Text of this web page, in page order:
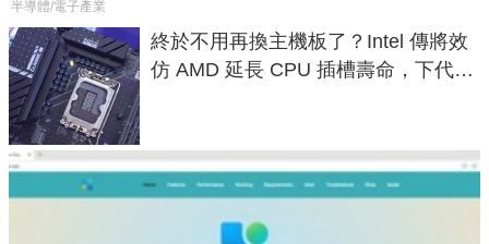
半導體/電子產業
終於不用再換主機板了？Intel 傳將效
仿 AMD 延長 CPU 插槽壽命，下代